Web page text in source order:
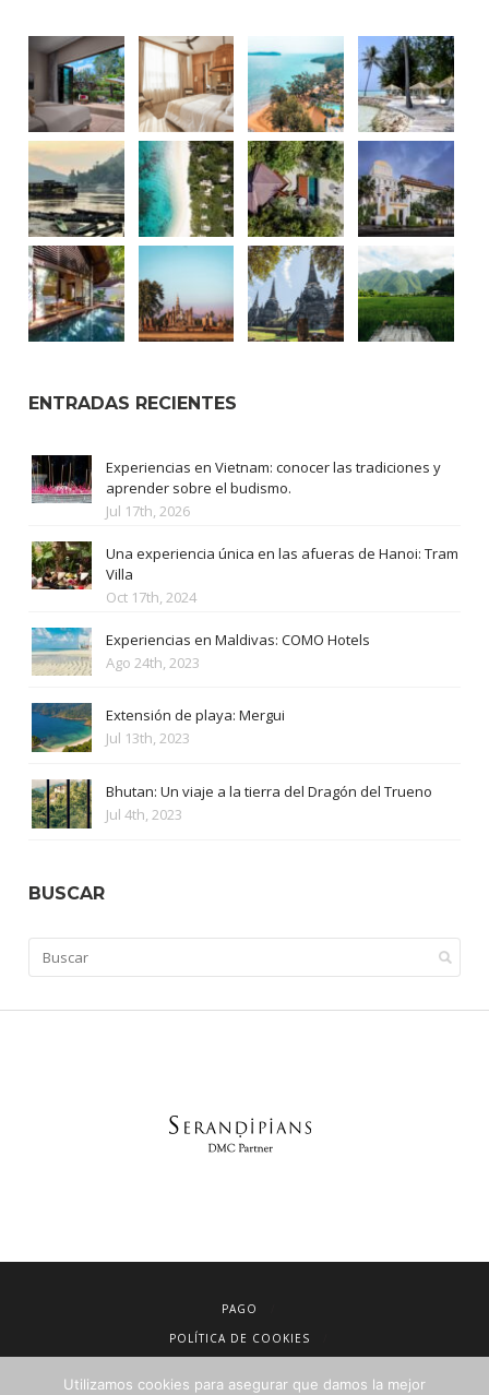
ENTRADAS RECIENTES
Experiencias en Vietnam: conocer las tradiciones y
aprender sobre el budismo.
Jul 17th, 2026
Una experiencia única en las afueras de Hanoi: Tram
Villa
Oct 17th, 2024
Experiencias en Maldivas: COMO Hotels
Ago 24th, 2023
Extensión de playa: Mergui
Jul 13th, 2023
Bhutan: Un viaje a la tierra del Dragón del Trueno
Jul 4th, 2023
BUSCAR
PAGO
POLÍTICA DE COOKIES
Utilizamos cookies para asegurar que damos la mejor